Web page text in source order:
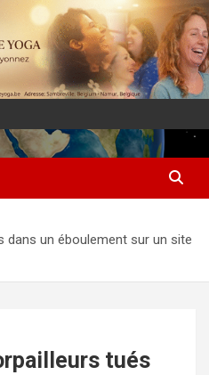
dans un éboulement sur un site
tués